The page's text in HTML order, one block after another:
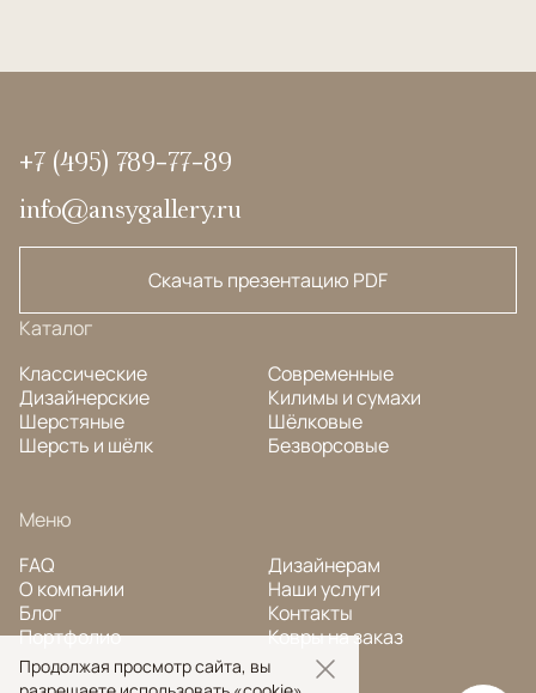
+7 (495) 789-77-89
info@ansygallery.ru
Скачать презентацию PDF
Каталог
Классические
Дизайнерские
Шерстяные
Шерсть и шёлк
Современные
Килимы и сумахи
Шёлковые
Безворсовые
Меню
FAQ
О компании
Блог
Портфолио
Дизайнерам
Наши услуги
Контакты
Ковры на заказ
Продолжая просмотр сайта, вы